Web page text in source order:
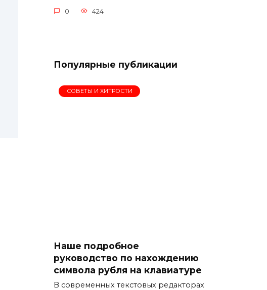
0 424
Популярные публикации
СОВЕТЫ И ХИТРОСТИ
Наше подробное
руководство по нахождению
символа рубля на клавиатуре
В современных текстовых редакторах